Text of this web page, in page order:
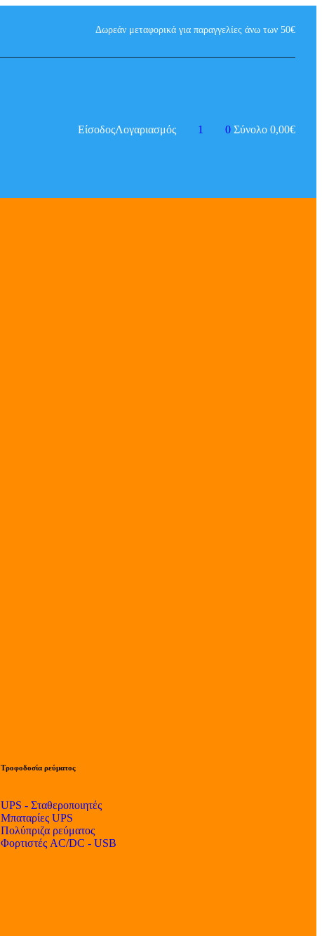
Δωρεάν μεταφορικά για παραγγελίες άνω των 50€
ΕίσοδοςΛογαριασμός 1 0 Σύνολο 0,00€
Τροφοδοσία ρεύματος
UPS - Σταθεροποιητές
Μπαταρίες UPS
Πολύπριζα ρεύματος
Φορτιστές AC/DC - USB